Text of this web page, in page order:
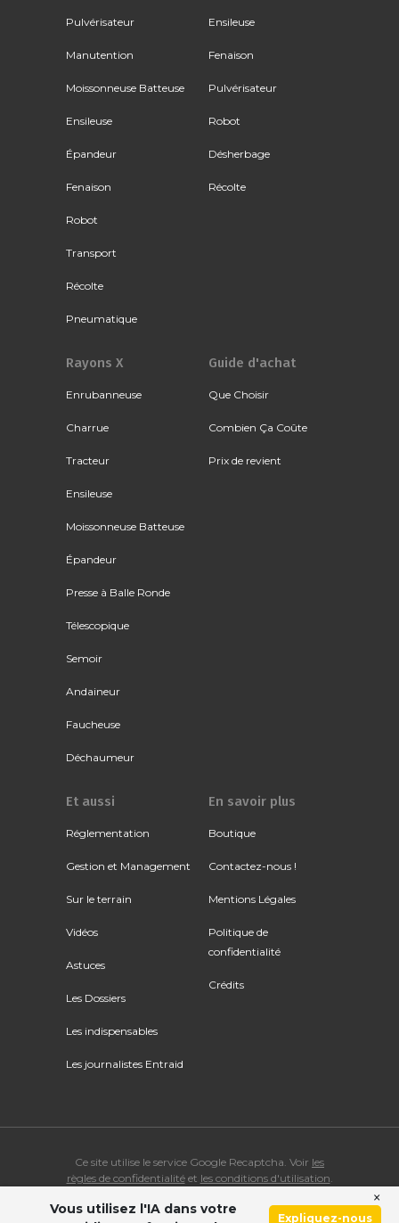
Pulvérisateur
Manutention
Moissonneuse Batteuse
Ensileuse
Épandeur
Fenaison
Robot
Transport
Récolte
Pneumatique
Ensileuse
Fenaison
Pulvérisateur
Robot
Désherbage
Récolte
Rayons X
Enrubanneuse
Charrue
Tracteur
Ensileuse
Moissonneuse Batteuse
Épandeur
Presse à Balle Ronde
Télescopique
Semoir
Andaineur
Faucheuse
Déchaumeur
Guide d'achat
Que Choisir
Combien Ça Coûte
Prix de revient
Et aussi
Réglementation
Gestion et Management
Sur le terrain
Vidéos
Astuces
Les Dossiers
Les indispensables
Les journalistes Entraid
En savoir plus
Boutique
Contactez-nous !
Mentions Légales
Politique de
confidentialité
Crédits
Ce site utilise le service Google Recaptcha. Voir les
règles de confidentialitéet les conditions d'utilisation
© Copyright 2026 ENTRAID. Tous droits réservés.
Vous utilisez l'IA dans votre
Expliquez-nous
×